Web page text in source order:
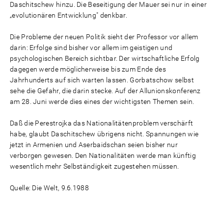
Daschitschew hinzu. Die Beseitigung der Mauer sei nur in einer
„evolutionären Entwicklung" denkbar.
Die Probleme der neuen Politik sieht der Professor vor allem
darin: Erfolge sind bisher vor allem im geistigen und
psychologischen Bereich sichtbar. Der wirtschaftliche Erfolg
dagegen werde möglicherweise bis zum Ende des
Jahrhunderts auf sich warten lassen. Gorbatschow selbst
sehe die Gefahr, die darin stecke. Auf der Allunionskonferenz
am 28. Juni werde dies eines der wichtigsten Themen sein.
Daß die Perestrojka das Nationalitätenproblem verschärft
habe, glaubt Daschitschew übrigens nicht. Spannungen wie
jetzt in Armenien und Aserbaidschan seien bisher nur
verborgen gewesen. Den Nationalitäten werde man künftig
wesentlich mehr Selbständigkeit zugestehen müssen.
Quelle: Die Welt, 9.6.1988